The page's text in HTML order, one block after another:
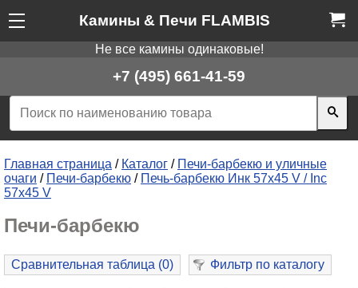
Камины & Печи FLAMBIS
Не все камины одинаковые!
+7 (495) 661-41-59
Главная страница / Каталог / Печи-барбекю и уличные
очаги / Печи-барбекю / Печь-барбекю Инк 57х45 V / Inc
57x45 V
Печи-барбекю
Сравнительная таблица (0) Фильтр по каталогу